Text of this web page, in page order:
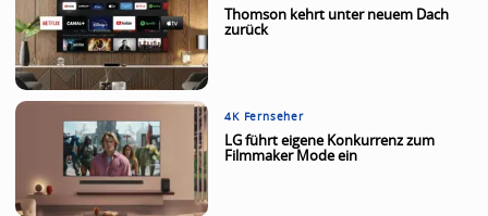
Thomson kehrt unter neuem Dach
zurück
4K Fernseher
LG führt eigene Konkurrenz zum
Filmmaker Mode ein